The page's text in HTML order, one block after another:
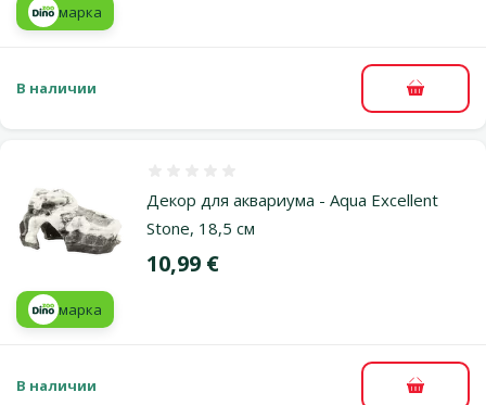
марка
В наличии В
Декор для аквариума - Aqua Excellent
Stone, 18,5 см
Цена
10,99 €
марка
В наличии В